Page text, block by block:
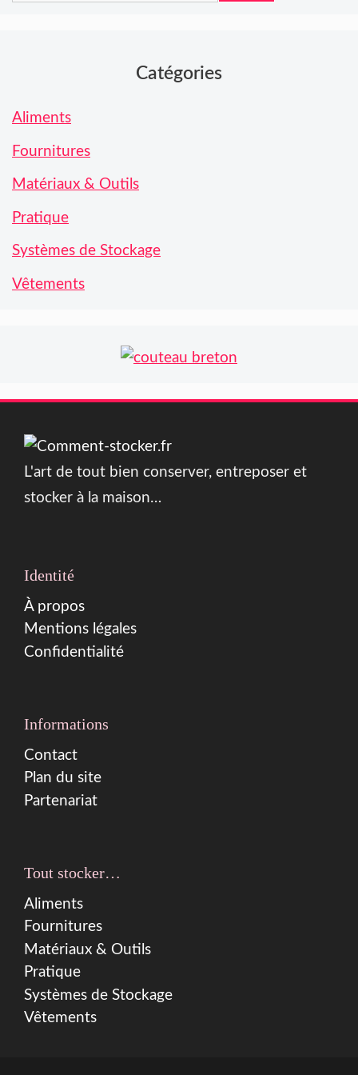
Catégories
Aliments
Fournitures
Matériaux & Outils
Pratique
Systèmes de Stockage
Vêtements
L'art de tout bien conserver, entreposer et
stocker à la maison…
Identité
À propos
Mentions légales
Confidentialité
Informations
Contact
Plan du site
Partenariat
Tout stocker…
Aliments
Fournitures
Matériaux & Outils
Pratique
Systèmes de Stockage
Vêtements